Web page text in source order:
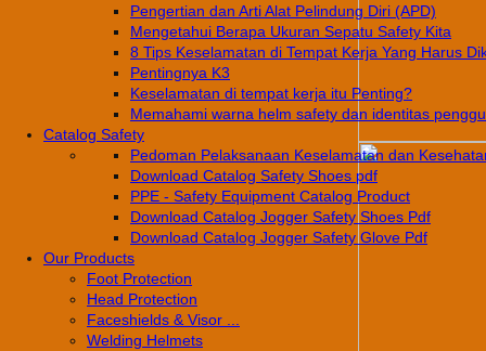
Pengertian dan Arti Alat Pelindung Diri (APD)
Mengetahui Berapa Ukuran Sepatu Safety Kita
8 Tips Keselamatan di Tempat Kerja Yang Harus
Pentingnya K3
Keselamatan di tempat kerja itu Penting?
Memahami warna helm safety dan identitas
Catalog Safety
Pedoman Pelaksanaan Keselamatan dan
Download Catalog Safety Shoes pdf
PPE - Safety Equipment Catalog Product
Download Catalog Jogger Safety Shoes Pdf
Download Catalog Jogger Safety Glove Pdf
Our Products
Foot Protection
Head Protection
Faceshields & Visor ...
Welding Helmets